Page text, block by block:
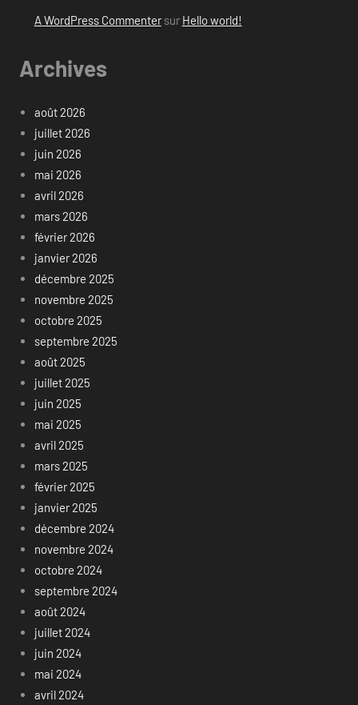
A WordPress Commentersur Hello world!
Archives
août 2026
juillet 2026
juin 2026
mai 2026
avril 2026
mars 2026
février 2026
janvier 2026
décembre 2025
novembre 2025
octobre 2025
septembre 2025
août 2025
juillet 2025
juin 2025
mai 2025
avril 2025
mars 2025
février 2025
janvier 2025
décembre 2024
novembre 2024
octobre 2024
septembre 2024
août 2024
juillet 2024
juin 2024
mai 2024
avril 2024